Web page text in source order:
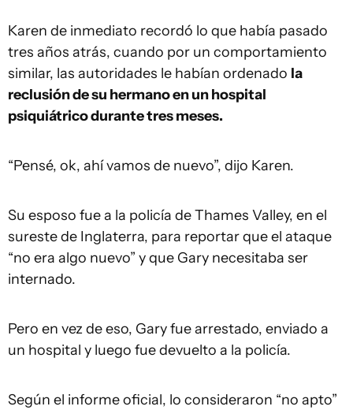
Karen de inmediato recordó lo que había pasado
tres años atrás, cuando por un comportamiento
similar, las autoridades le habían ordenado la
reclusión de su hermano en un hospital
psiquiátrico durante tres meses.
“Pensé, ok, ahí vamos de nuevo”, dijo Karen.
Su esposo fue a la policía de Thames Valley, en el
sureste de Inglaterra, para reportar que el ataque
“no era algo nuevo” y que Gary necesitaba ser
internado.
Pero en vez de eso, Gary fue arrestado, enviado a
un hospital y luego fue devuelto a la policía.
Según el informe oficial, lo consideraron “no apto”